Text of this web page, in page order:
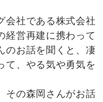
会社である株式会社
経営再建に携わって
のお話を聞くと、凄
て、やる気や勇気を
その森岡さんがお話